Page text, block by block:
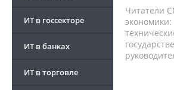
ИТ в госсекторе
ИТ в банках
ИТ в торговле
Читатели